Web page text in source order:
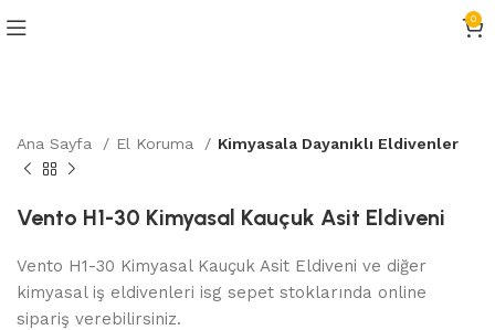
0
Ana Sayfa El Koruma Kimyasala Dayanıklı Eldivenler
Vento H1-30 Kimyasal Kauçuk Asit Eldiveni
Vento H1-30 Kimyasal Kauçuk Asit Eldiveni ve diğer
kimyasal iş eldivenleri isg sepet stoklarında online
sipariş verebilirsiniz.